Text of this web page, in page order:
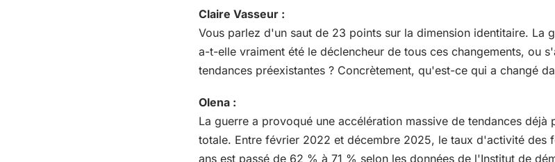
Claire Vasseur :
Vous parlez d'un saut de 23 points sur la dimension identitaire. La
a-t-elle vraiment été le déclencheur de tous ces changements, ou
tendances préexistantes ? Concrètement, qu'est-ce qui a changé
Olena :
La guerre a provoqué une accélération massive de tendances déjà
totale. Entre février 2022 et décembre 2025, le taux d'activité des
ans est passé de 62 % à 71 % selon les données de l'Institut de